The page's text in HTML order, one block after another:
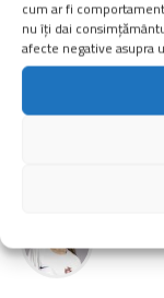
cum ar fi
nu îți dai
afecte negative asupra
SIMILARE
ANTICIPEAZĂ
INTERNAȚIONAL